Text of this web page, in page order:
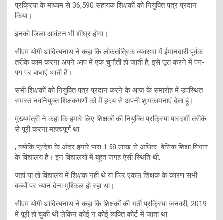
प्रक्रिया के माध्यम से 36,590 सहायक शिक्षकों को नियुक्ति पत्र प्रदान
किया।
इनको जिला आवंटन भी शीघ्र होगा।
सीएम योगी आदित्यनाथ ने कहा कि लोकतांत्रिक व्यवस्था में ईमानदारी पूर्वक
तरीके काम करना अपने आप में एक चुनौती हो जाती है, इसे पूरा करने में पग-
पग पर बाधाएं आती हैं।
सभी शिक्षकों को नियुक्ति पत्र प्रदान करने के आज के समारोह में उपस्थित
समस्त नवनियुक्त शिक्षकगणों को मैं हृदय से अपनी शुभकामनाएं देता हूं।
मुख्यमंत्री ने कहा कि हमारे लिए शिक्षकों की नियुक्ति प्रक्रिया पारदर्शी तरीके
से पूरी करना महत्वपूर्ण था
, क्योंकि प्रदेश के अंदर हमारे पास 1.58 लाख से अधिक बेसिक शिक्षा विभाग
के विद्यालय हैं। इन विद्यालयों में बहुत जगह ऐसी स्थिति थी,
जहां या तो विद्यालय में शिक्षक नहीं थे या फिर एकल शिक्षक के कारण सभी
बच्चों पर ध्यान देना मुश्किल हो रहा था।
सीएम योगी आदित्यनाथ ने कहा कि शिक्षकों की भर्ती प्रक्रिया जनवरी, 2019
में पूरी हो चुकी थी लेकिन कोई न कोई व्यक्ति कोर्ट में जाता था